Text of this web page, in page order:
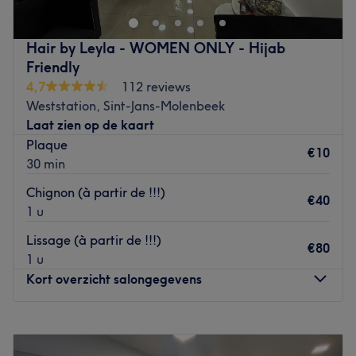
Hair by Leyla - WOMEN ONLY - Hijab
Friendly
4,7
112 reviews
Weststation, Sint-Jans-Molenbeek
Laat zien op de kaart
Plaque
30 min
€10
Chignon (à partir de !!!)
1 u
€40
Lissage (à partir de !!!)
1 u
€80
Kort overzicht salongegevens